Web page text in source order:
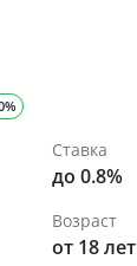
Ставка
до 0.8%
Возраст
от 18 лет